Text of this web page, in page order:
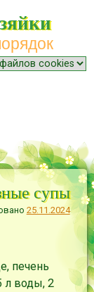
супы
25.11.2024
печень
л воды, 2